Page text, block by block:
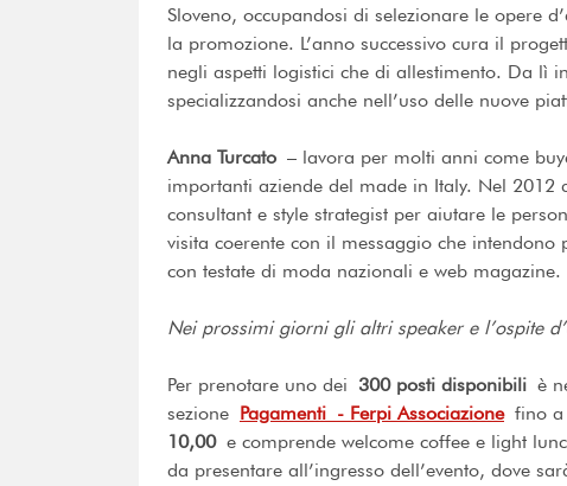
Sloveno, occupandosi di selezionare le opere
la promozione. L’anno successivo cura il
negli aspetti logistici che di allestimento. Da lì
specializzandosi anche nell’uso delle nuove
Anna Turcato – lavora per molti anni come
importanti aziende del made in Italy. Nel 2012
consultant e style strategist per aiutare le
visita coerente con il messaggio che
con testate di moda nazionali e web magazine.
Nei prossimi giorni gli altri speaker e l’ospite
Per prenotare uno dei 300 posti disponibili è
sezione Pagamenti - Ferpi Associazionefino a
10,00e comprende welcome coffee e light
da presentare all’ingresso dell’evento, dove